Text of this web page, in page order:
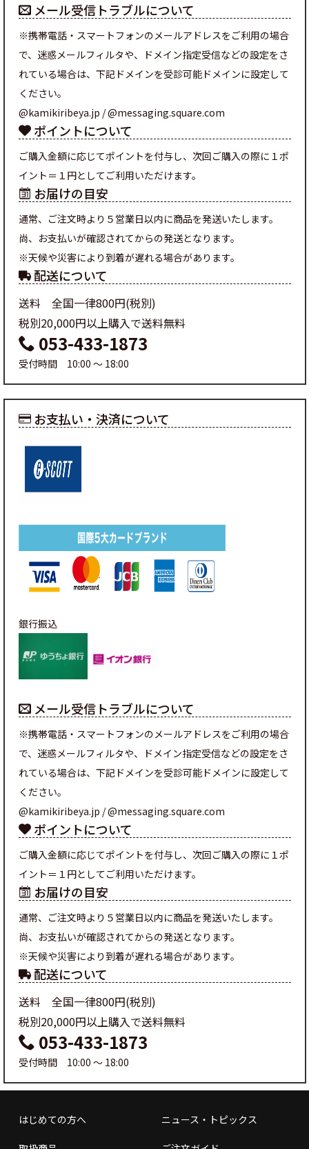
メール受信トラブルについて
※携帯電話・スマートフォンのメールアドレスをご利用の場合
で、迷惑メールフィルタや、ドメイン指定受信などの設定をさ
れている場合は、下記ドメインを受診可能ドメインに設定して
ください。
@kamikiribeya.jp / @messaging.square.com
ポイントについて
ご購入金額に応じてポイントを付与し、次回ご購入の際に１ポ
イント＝１円としてご利用いただけます。
お届けの目安
通常、ご注文時より５営業日以内に商品を発送いたします。
尚、お支払いが確認されてからの発送となります。
※天候や災害により到着が遅れる場合があります。
配送について
送料 全国一律800円(税別)
税別20,000円以上購入で送料無料
053-433-1873
受付時間 10:00 ～ 18:00
お支払い・決済について
銀行振込
メール受信トラブルについて
※携帯電話・スマートフォンのメールアドレスをご利用の場合
で、迷惑メールフィルタや、ドメイン指定受信などの設定をさ
れている場合は、下記ドメインを受診可能ドメインに設定して
ください。
@kamikiribeya.jp / @messaging.square.com
ポイントについて
ご購入金額に応じてポイントを付与し、次回ご購入の際に１ポ
イント＝１円としてご利用いただけます。
お届けの目安
通常、ご注文時より５営業日以内に商品を発送いたします。
尚、お支払いが確認されてからの発送となります。
※天候や災害により到着が遅れる場合があります。
配送について
送料 全国一律800円(税別)
税別20,000円以上購入で送料無料
053-433-1873
受付時間 10:00 ～ 18:00
はじめての方へ ニュース・トピックス